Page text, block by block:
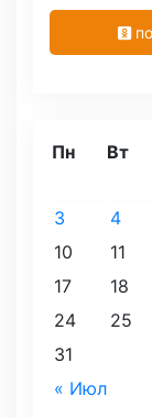
Пн Вт
« Июл
3
4
10
11
17
18
24
25
31